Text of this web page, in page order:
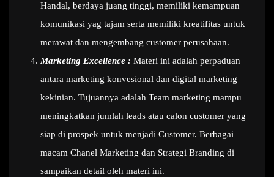
Handal, berdaya juang tinggi, memiliki kemampuan
komunikasi yag tajam serta memiliki kreatifitas untuk
merawat dan mengembang customer perusahaan.
Marketing Excellence : Materi ini adalah perpaduan
antara marketing konvesional dan digital marketing
kekinian. Tujuannya adalah Team marketing mampu
meningkatkan jumlah leads atau calon customer yang
siap di prospek untuk menjadi Customer. Berbagai
macam Chanel Marketing dan Strategi Branding di
sampaikan detail oleh materi ini.